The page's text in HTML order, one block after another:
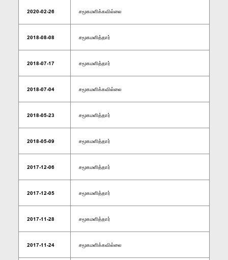
2020-02-26 சமூகமளிக்கவில்லை
2018-08-08 சமூகமளித்தார்
2018-07-17 சமூகமளித்தார்
2018-07-04 சமூகமளிக்கவில்லை
2018-05-23 சமூகமளித்தார்
2018-05-09 சமூகமளித்தார்
2017-12-06 சமூகமளித்தார்
2017-12-05 சமூகமளித்தார்
2017-11-28 சமூகமளித்தார்
2017-11-24 சமூகமளிக்கவில்லை